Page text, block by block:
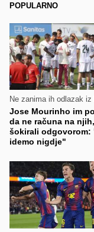
POPULARNO
Ne zanima ih odlazak iz
Jose Mourinho im
da ne računa na
šokirali odgovorom:
idemo nigdje"